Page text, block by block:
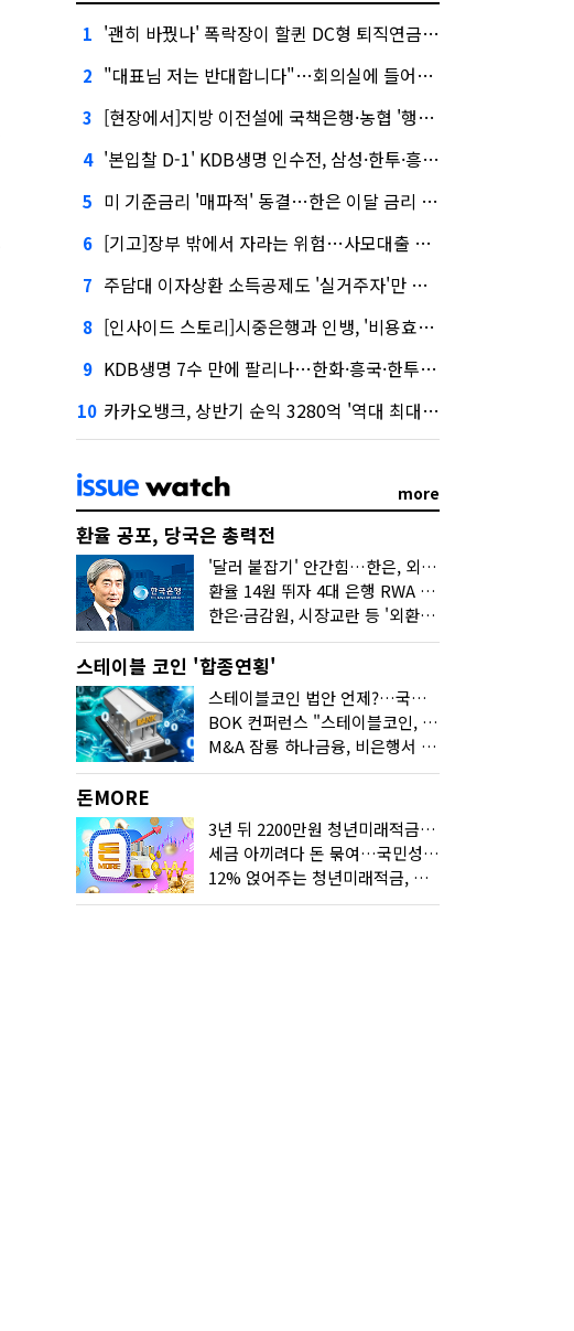
1 '괜히 바꿨나' 폭락장이 할퀸 DC형 퇴직연금…전문가 조언은
2 "대표님 저는 반대합니다"…회의실에 들어온 신한금융 AI
3 [현장에서]지방 이전설에 국책은행·농협 '행동파'…금감원 '신중모드'
4 '본입찰 D-1' KDB생명 인수전, 삼성·한투·흥국 셈법은?
5 미 기준금리 '매파적' 동결…한은 이달 금리 향방은?
6 [기고]장부 밖에서 자라는 위험…사모대출 시장과 AI
7 주담대 이자상환 소득공제도 '실거주자'만 가능
8 [인사이드 스토리]시중은행과 인뱅, '비용효율성' 다른 잣대 왜?
9 KDB생명 7수 만에 팔리나…한화·흥국·한투 3파전
10 카카오뱅크, 상반기 순익 3280억 '역대 최대'…"캐피탈, 자산 1조원 이상"
more
환율 공포, 당국은 총력전
'달러 붙잡기' 안간힘…한은, 외화 초과지준에 이자 6개월 더
환율 14원 뛰자 4대 은행 RWA 6조 '눈덩이'…2배 뛴 2분기는?
한은·금감원, 시장교란 등 '외환공동검사'…환율 급등 전방위 대응
스테이블 코인 '합종연횡'
스테이블코인 법안 언제?…국회에 쏠린 시선
BOK 컨퍼런스 "스테이블코인, 결제 넘어 보험 대출 등 금융 연결 도구"
M&A 잠룡 하나금융, 비은행서 '두나무'로 눈돌린 이유는
돈MORE
3년 뒤 2200만원 청년미래적금, 최고 금리 받으려면?
세금 아끼려다 돈 묶여…국민성장펀드 누가 가입하면 좋을까
12% 얹어주는 청년미래적금, 갈아타기 거절 될수 있어요